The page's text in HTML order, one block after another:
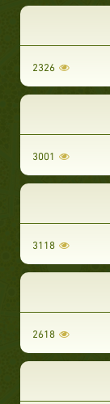
2326
3001
3118
2618